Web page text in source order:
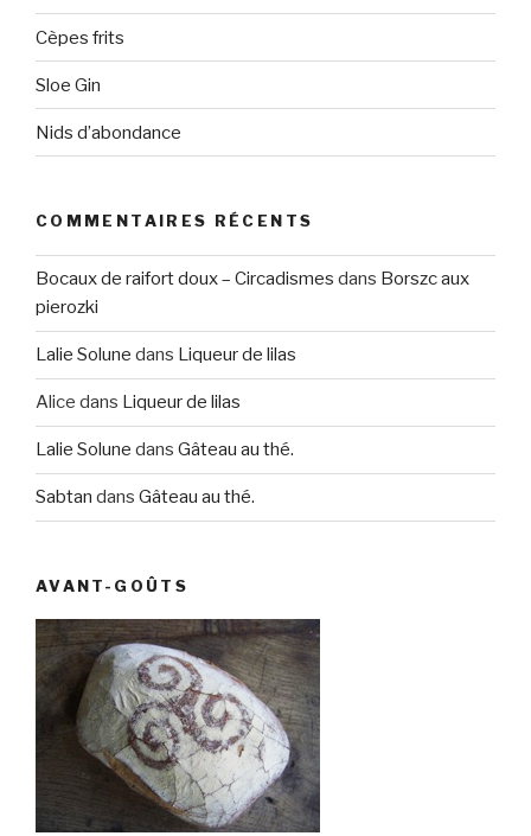
Cèpes frits
Sloe Gin
Nids d’abondance
COMMENTAIRES RÉCENTS
Bocaux de raifort doux – Circadismes dans Borszc aux
pierozki
Lalie Solune dans Liqueur de lilas
Alice dans Liqueur de lilas
Lalie Solune dans Gâteau au thé.
Sabtan dans Gâteau au thé.
AVANT-GOÛTS